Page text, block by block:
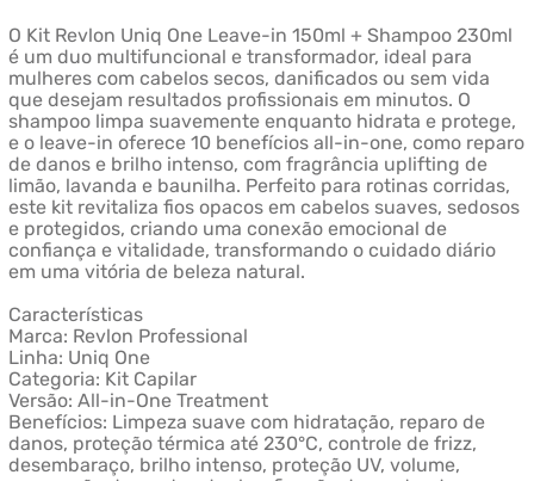
O Kit Revlon Uniq One Leave-in 150ml + Shampoo 230ml
é um duo multifuncional e transformador, ideal para
mulheres com cabelos secos, danificados ou sem vida
que desejam resultados profissionais em minutos. O
shampoo limpa suavemente enquanto hidrata e protege,
e o leave-in oferece 10 benefícios all-in-one, como reparo
de danos e brilho intenso, com fragrância uplifting de
limão, lavanda e baunilha. Perfeito para rotinas corridas,
este kit revitaliza fios opacos em cabelos suaves, sedosos
e protegidos, criando uma conexão emocional de
confiança e vitalidade, transformando o cuidado diário
em uma vitória de beleza natural.
Características
Marca: Revlon Professional
Linha: Uniq One
Categoria: Kit Capilar
Versão: All-in-One Treatment
Benefícios: Limpeza suave com hidratação, reparo de
danos, proteção térmica até 230°C, controle de frizz,
desembaraço, brilho intenso, proteção UV, volume,